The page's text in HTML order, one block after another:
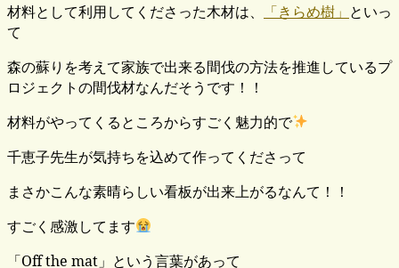
材料として利用してくださった木材は、
「きらめ樹」 といっ
て
森の蘇りを考えて家族で出来る間伐の方法を推進しているプ
ロジェクトの間伐材なんだそうです！！
材料がやってくるところからすごく魅力的で
千恵子先生が気持ちを込めて作ってくださって
まさかこんな素晴らしい看板が出来上がるなんて！！
すごく感激してます
「Off the mat」という言葉があって